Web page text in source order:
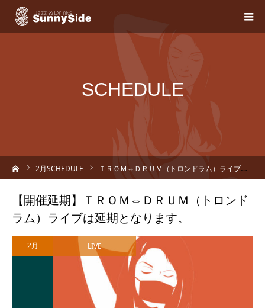
SCHEDULE
2月SCHEDULE ＴＲＯＭ⇔ＤＲＵＭ（トロンドラム）ライブは延期となります。
【開催延期】ＴＲＯＭ⇔ＤＲＵＭ（トロンド
ラム）ライブは延期となります。
2月 LIVE